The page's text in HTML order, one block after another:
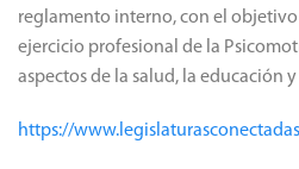
reglamento interno, con el
ejercicio profesional de la
aspectos de la salud, la educación
https://